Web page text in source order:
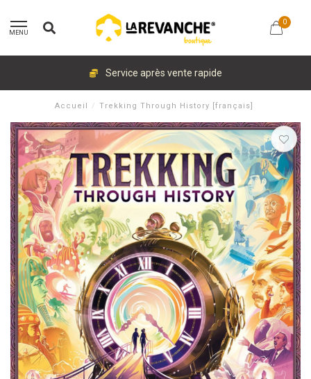
MENU
0
Service après vente rapide
Accueil / Trekking Through History [français]